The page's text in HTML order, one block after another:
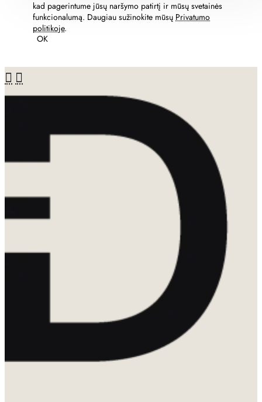
kad pagerintume jūsų naršymo patirtį ir mūsų svetainės
funkcionalumą. Daugiau sužinokite mūsų Privatumo
politikoje.
OK